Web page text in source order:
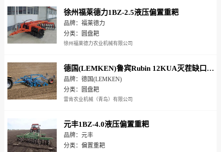
徐州福莱德力1BZ-2.5液压偏置重耙
品牌：福莱德力
分类：圆盘耙
徐州福莱德力农业机械有限公司
德国(LEMKEN)鲁宾Rubin 12KUA灭茬缺口圆盘耙
品牌：德国(LEMKEN)
分类：圆盘耙
雷肯农业机械（青岛）有限公司
元丰1BZ-4.0液压偏置重耙
品牌：元丰
分类：偏置重耙